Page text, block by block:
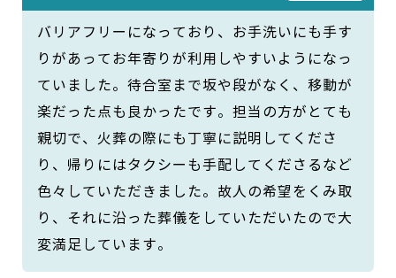
バリアフリーになっており、お手洗いにも手す
りがあってお年寄りが利用しやすいようになっ
ていました。待合室まで坂や段がなく、移動が
楽だった点も良かったです。担当の方がとても
親切で、火葬の際にも丁寧に説明してくださ
り、帰りにはタクシーも手配してくださるなど
色々していただきました。故人の希望をくみ取
り、それに沿った葬儀をしていただいたので大
変満足しています。